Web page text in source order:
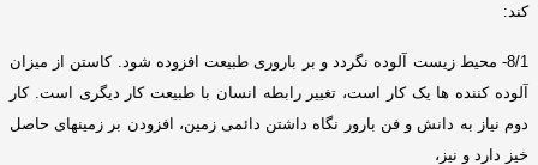
کند :
8/1- محیط زیست آلوده نگردد و بر باروری طبیعت افزوده شود .کاستن از میزان
آلوده کننده ها یک کار است، تغییر رابطه انسان با طبیعت کار دیگری است .کار
دوم نیاز به دانش و فن بارور نگاه داشتن دائمی زمین، افزودن بر زمینهای حاصل
خیز دارد و نیز،